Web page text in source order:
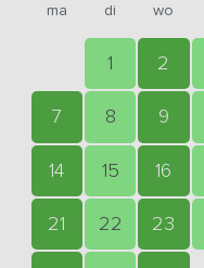
ma di wo
1 2
7 8 9
14 15 16
21 22 23